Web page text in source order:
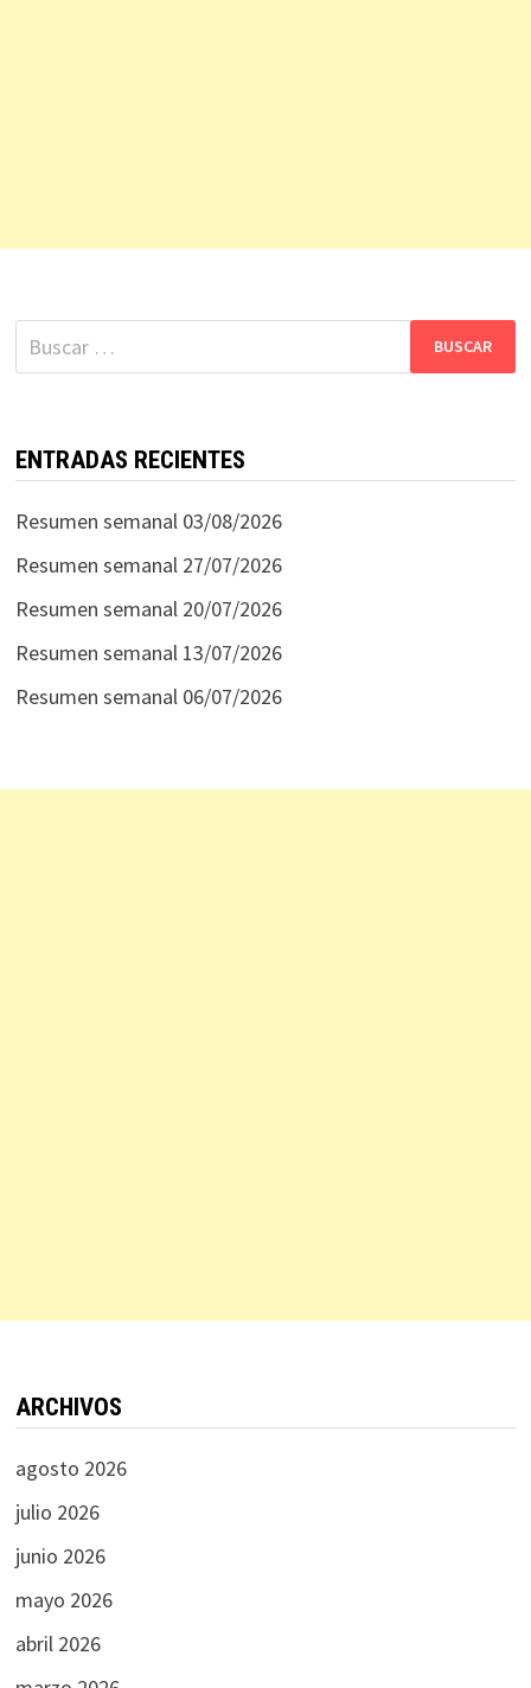
Buscar:
ENTRADAS RECIENTES
Resumen semanal 03/08/2026
Resumen semanal 27/07/2026
Resumen semanal 20/07/2026
Resumen semanal 13/07/2026
Resumen semanal 06/07/2026
ARCHIVOS
agosto 2026
julio 2026
junio 2026
mayo 2026
abril 2026